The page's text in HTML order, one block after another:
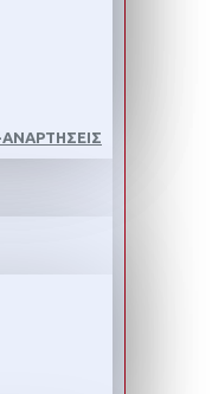
ΑΝΑΡΤΗΣΕΙΣ